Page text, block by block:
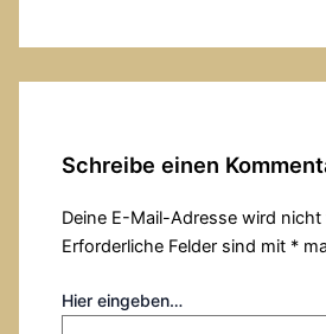
Schreibe einen
Deine E-Mail-Adresse wird
Erforderliche Felder sind mit *
Hier eingeben…